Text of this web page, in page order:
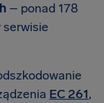
– ponad 178
EC 261,